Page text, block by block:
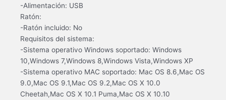
-Alimentación: USB
Ratón:
-Ratón incluido: No
Requisitos del sistema:
-Sistema operativo Windows soportado: Windows
10,Windows 7,Windows 8,Windows Vista,Windows XP
-Sistema operativo MAC soportado: Mac OS 8.6,Mac OS
9.0,Mac OS 9.1,Mac OS 9.2,Mac OS X 10.0
Cheetah,Mac OS X 10.1 Puma,Mac OS X 10.10